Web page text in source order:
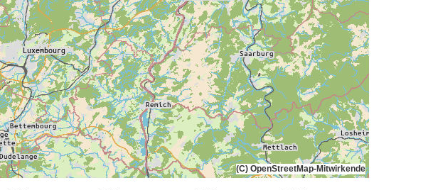
(C) OpenStreetMap-Mitwirkende